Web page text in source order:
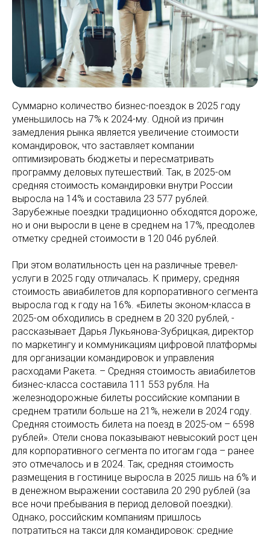
Суммарно количество бизнес-поездок в 2025 году
уменьшилось на 7% к 2024-му. Одной из причин
замедления рынка является увеличение стоимости
командировок, что заставляет компании
оптимизировать бюджеты и пересматривать
программу деловых путешествий. Так, в 2025-ом
средняя стоимость командировки внутри России
выросла на 14% и составила 23 577 рублей.
Зарубежные поездки традиционно обходятся дороже,
но и они выросли в цене в среднем на 17%, преодолев
отметку средней стоимости в 120 046 рублей.
При этом волатильность цен на различные тревел-
услуги в 2025 году отличалась. К примеру, средняя
стоимость авиабилетов для корпоративного сегмента
выросла год к году на 16%. «Билеты эконом-класса в
2025-ом обходились в среднем в 20 320 рублей, -
рассказывает Дарья Лукьянова-Зубрицкая, директор
по маркетингу и коммуникациям цифровой платформы
для организации командировок и управления
расходами Ракета. – Средняя стоимость авиабилетов
бизнес-класса составила 111 553 рубля. На
железнодорожные билеты российские компании в
среднем тратили больше на 21%, нежели в 2024 году.
Средняя стоимость билета на поезд в 2025-ом – 6598
рублей». Отели снова показывают невысокий рост цен
для корпоративного сегмента по итогам года – ранее
это отмечалось и в 2024. Так, средняя стоимость
размещения в гостинице выросла в 2025 лишь на 6% и
в денежном выражении составила 20 290 рублей (за
все ночи пребывания в период деловой поездки).
Однако, российским компаниям пришлось
потратиться на такси для командировок: средние